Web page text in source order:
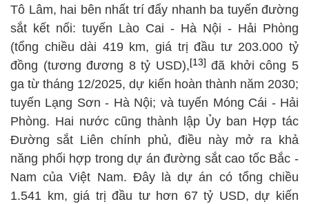
Tô Lâm, hai bên nhất trí đẩy nhanh ba tuyến đường
sắt kết nối: tuyến Lào Cai - Hà Nội - Hải Phòng
(tổng chiều dài 419 km, giá trị đầu tư 203.000 tỷ
đồng (tương đương 8 tỷ USD),[13] đã khởi công 5
ga từ tháng 12/2025, dự kiến hoàn thành năm 2030;
tuyến Lạng Sơn - Hà Nội; và tuyến Móng Cái - Hải
Phòng. Hai nước cũng thành lập Ủy ban Hợp tác
Đường sắt Liên chính phủ, điều này mở ra khả
năng phối hợp trong dự án đường sắt cao tốc Bắc -
Nam của Việt Nam. Đây là dự án có tổng chiều
1.541 km, giá trị đầu tư hơn 67 tỷ USD, dự kiến